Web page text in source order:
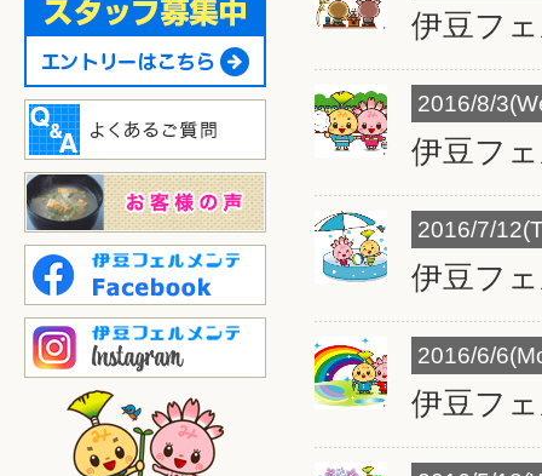
伊豆フ
2016/8/
伊豆フ
2016/7/
伊豆フ
2016/6/
伊豆フ